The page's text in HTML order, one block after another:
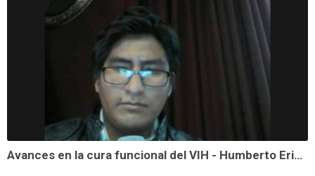
Avances en la cura funcional del VIH - Humberto Erick De La Torre Tarazona